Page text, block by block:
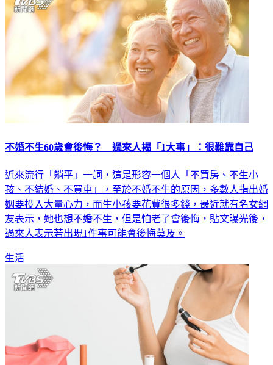
孩、不結婚、不買車」，至於不婚不生的原因，多數人指出婚
姻要投入大量心力，而生小孩要花費很多錢，最近就有名女網
友表示，她也想不婚不生，但是怕老了會後悔，貼文曝光後，
過來人表示若出現1件事可能會後悔莫及。